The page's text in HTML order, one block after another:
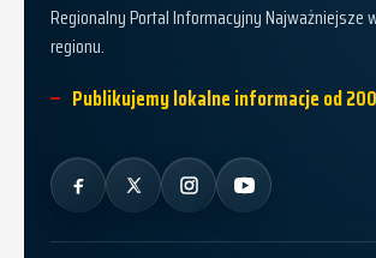
Regionalny Portal Informacyjny Najważniejsze
regionu.
Publikujemy lokalne informacje od